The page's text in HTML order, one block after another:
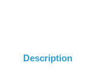
Description